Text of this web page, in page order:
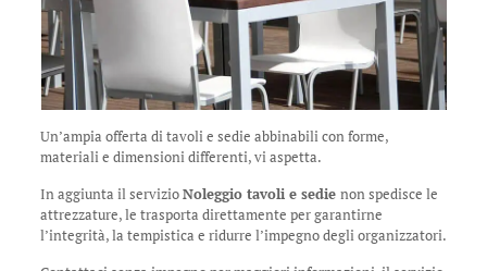
Un’ampia offerta di tavoli e sedie abbinabili con forme,
materiali e dimensioni differenti, vi aspetta.
In aggiunta il servizioNoleggio tavoli e sedie non spedisce le
attrezzature, le trasporta direttamente per garantirne
l’integrità, la tempistica e ridurre l’impegno degli organizzatori.